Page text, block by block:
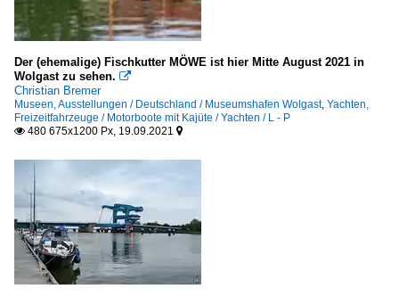
Der (ehemalige) Fischkutter MÖWE ist hier Mitte August 2021 in
Wolgast zu sehen. 
Christian Bremer
Museen, Ausstellungen / Deutschland / Museumshafen Wolgast, Yachten,
Freizeitfahrzeuge / Motorboote mit Kajüte / Yachten / L - P
 480 675x1200 Px, 19.09.2021 